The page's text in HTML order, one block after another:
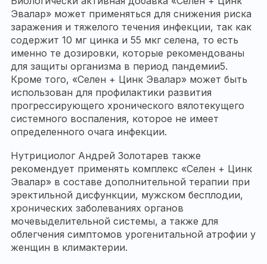
Эвалар» может применяться для снижения риска
заражения и тяжелого течения инфекции, так как
содержит 10 мг цинка и 55 мкг селена, то есть
именно те дозировки, которые рекомендованы
для защиты организма в период пандемии5.
Кроме того, «Селен + Цинк Эвалар» может быть
использован для профилактики развития
прогрессирующего хронического вялотекущего
системного воспаления, которое не имеет
определенного очага инфекции.
Нутрициолог Андрей Золотарев также
рекомендует применять комплекс «Селен + Цинк
Эвалар» в составе дополнительной терапии при
эректильной дисфункции, мужском бесплодии,
хронических заболеваниях органов
мочевыделительной системы, а также для
облегчения симптомов урогенитальной атрофии у
женщин в климактерии.